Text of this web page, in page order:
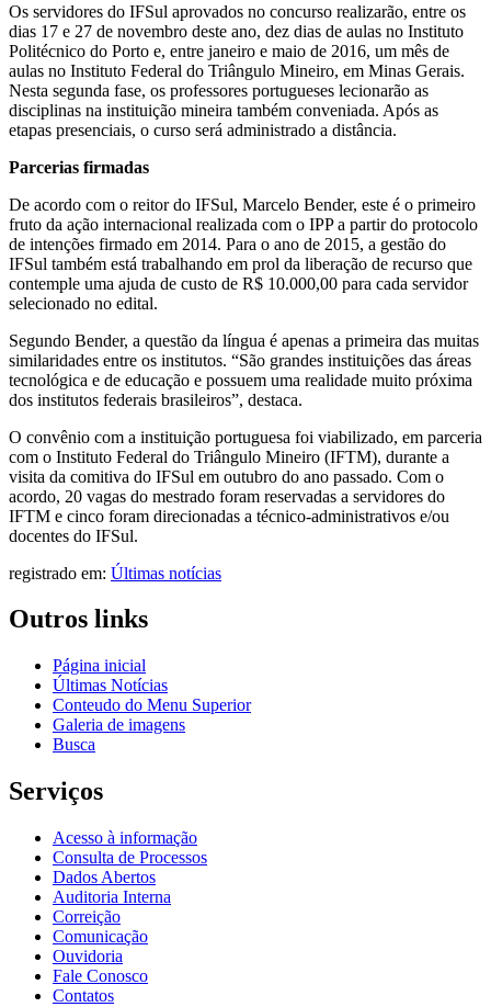
Os servidores do IFSul aprovados no concurso realizarão, entre os
dias 17 e 27 de novembro deste ano, dez dias de aulas no Instituto
Politécnico do Porto e, entre janeiro e maio de 2016, um mês de
aulas no Instituto Federal do Triângulo Mineiro, em Minas Gerais.
Nesta segunda fase, os professores portugueses lecionarão as
disciplinas na instituição mineira também conveniada. Após as
etapas presenciais, o curso será administrado a distância.
Parcerias firmadas
De acordo com o reitor do IFSul, Marcelo Bender, este é o primeiro
fruto da ação internacional realizada com o IPP a partir do protocolo
de intenções firmado em 2014. Para o ano de 2015, a gestão do
IFSul também está trabalhando em prol da liberação de recurso que
contemple uma ajuda de custo de R$ 10.000,00 para cada servidor
selecionado no edital.
Segundo Bender, a questão da língua é apenas a primeira das muitas
similaridades entre os institutos. “São grandes instituições das áreas
tecnológica e de educação e possuem uma realidade muito próxima
dos institutos federais brasileiros”, destaca.
O convênio com a instituição portuguesa foi viabilizado, em parceria
com o Instituto Federal do Triângulo Mineiro (IFTM), durante a
visita da comitiva do IFSul em outubro do ano passado. Com o
acordo, 20 vagas do mestrado foram reservadas a servidores do
IFTM e cinco foram direcionadas a técnico-administrativos e/ou
docentes do IFSul.
registrado em: Últimas notícias
Outros links
Página inicial
Últimas Notícias
Conteudo do Menu Superior
Galeria de imagens
Busca
Serviços
Acesso à informação
Consulta de Processos
Dados Abertos
Auditoria Interna
Correição
Comunicação
Ouvidoria
Fale Conosco
Contatos